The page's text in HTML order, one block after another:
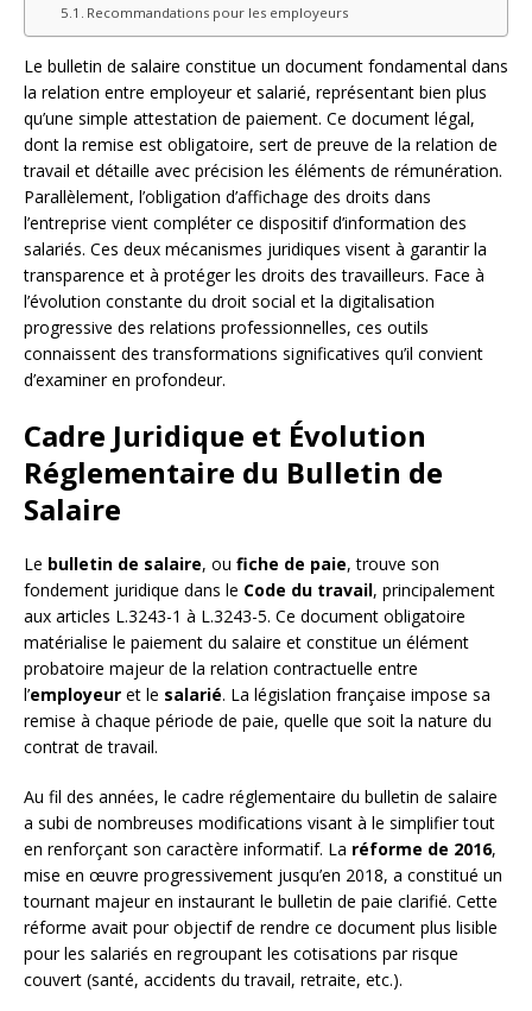
Recommandations pour les employeurs
Le bulletin de salaire constitue un document fondamental dans
la relation entre employeur et salarié, représentant bien plus
qu’une simple attestation de paiement. Ce document légal,
dont la remise est obligatoire, sert de preuve de la relation de
travail et détaille avec précision les éléments de rémunération.
Parallèlement, l’obligation d’affichage des droits dans
l’entreprise vient compléter ce dispositif d’information des
salariés. Ces deux mécanismes juridiques visent à garantir la
transparence et à protéger les droits des travailleurs. Face à
l’évolution constante du droit social et la digitalisation
progressive des relations professionnelles, ces outils
connaissent des transformations significatives qu’il convient
d’examiner en profondeur.
Cadre Juridique et Évolution
Réglementaire du Bulletin de
Salaire
Le bulletin de salaire, ou fiche de paie, trouve son
fondement juridique dans le Code du travail, principalement
aux articles L.3243-1 à L.3243-5. Ce document obligatoire
matérialise le paiement du salaire et constitue un élément
probatoire majeur de la relation contractuelle entre
l’employeur et le salarié. La législation française impose sa
remise à chaque période de paie, quelle que soit la nature du
contrat de travail.
Au fil des années, le cadre réglementaire du bulletin de salaire
a subi de nombreuses modifications visant à le simplifier tout
en renforçant son caractère informatif. La réforme de 2016,
mise en œuvre progressivement jusqu’en 2018, a constitué un
tournant majeur en instaurant le bulletin de paie clarifié. Cette
réforme avait pour objectif de rendre ce document plus lisible
pour les salariés en regroupant les cotisations par risque
couvert (santé, accidents du travail, retraite, etc.).